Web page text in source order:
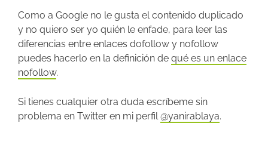
Como a Google no le gusta el contenido duplicado
y no quiero ser yo quién le enfade, para leer las
diferencias entre enlaces dofollow y nofollow
puedes hacerlo en la definición de qué es un enlace
nofollow.
Si tienes cualquier otra duda escríbeme sin
problema en Twitter en mi perfil@yanirablaya.